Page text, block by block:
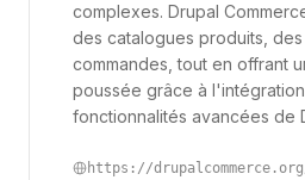
complexes. Drupal
des catalogues produits,
commandes, tout en offrant
poussée grâce à
fonctionnalités avancées de
https://